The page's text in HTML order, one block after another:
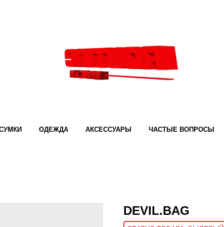
ОДЕЖДА АКСЕССУАРЫ ЧАСТЫЕ ВОПРОСЫ
DEVIL.BAG